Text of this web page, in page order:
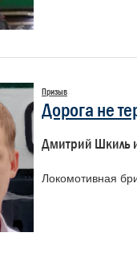
Призыв
Дорога не
Дмитрий Шкиль
Локомотивная